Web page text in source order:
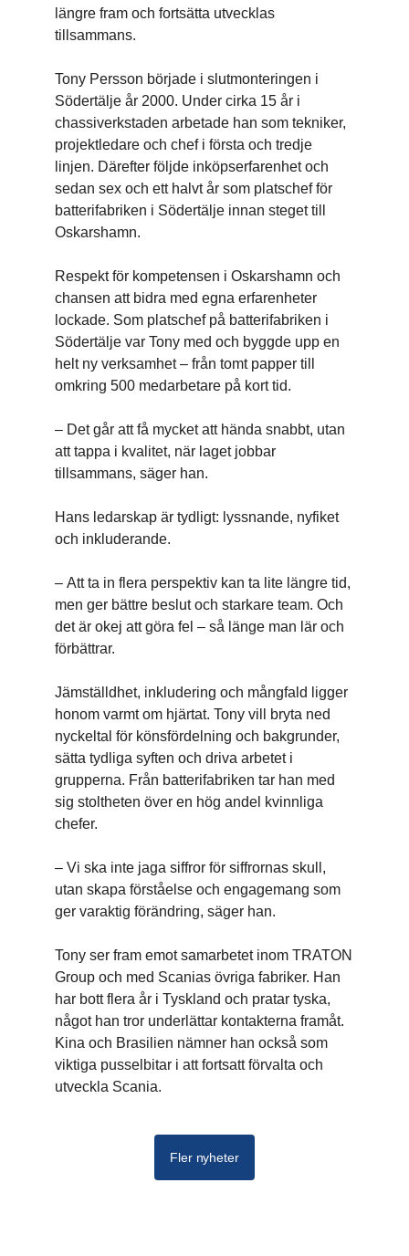
längre fram och fortsätta utvecklas
tillsammans.
Tony Persson började i slutmonteringen i
Södertälje år 2000. Under cirka 15 år i
chassiverkstaden arbetade han som tekniker,
projektledare och chef i första och tredje
linjen. Därefter följde inköpserfarenhet och
sedan sex och ett halvt år som platschef för
batterifabriken i Södertälje innan steget till
Oskarshamn.
Respekt för kompetensen i Oskarshamn och
chansen att bidra med egna erfarenheter
lockade. Som platschef på batterifabriken i
Södertälje var Tony med och byggde upp en
helt ny verksamhet – från tomt papper till
omkring 500 medarbetare på kort tid.
– Det går att få mycket att hända snabbt, utan
att tappa i kvalitet, när laget jobbar
tillsammans, säger han.
Hans ledarskap är tydligt: lyssnande, nyfiket
och inkluderande.
– Att ta in flera perspektiv kan ta lite längre tid,
men ger bättre beslut och starkare team. Och
det är okej att göra fel – så länge man lär och
förbättrar.
Jämställdhet, inkludering och mångfald ligger
honom varmt om hjärtat. Tony vill bryta ned
nyckeltal för könsfördelning och bakgrunder,
sätta tydliga syften och driva arbetet i
grupperna. Från batterifabriken tar han med
sig stoltheten över en hög andel kvinnliga
chefer.
– Vi ska inte jaga siffror för siffrornas skull,
utan skapa förståelse och engagemang som
ger varaktig förändring, säger han.
Tony ser fram emot samarbetet inom TRATON
Group och med Scanias övriga fabriker. Han
har bott flera år i Tyskland och pratar tyska,
något han tror underlättar kontakterna framåt.
Kina och Brasilien nämner han också som
viktiga pusselbitar i att fortsatt förvalta och
utveckla Scania.
Fler nyheter